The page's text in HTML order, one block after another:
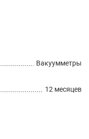
Вакуумметры
12 месяцев